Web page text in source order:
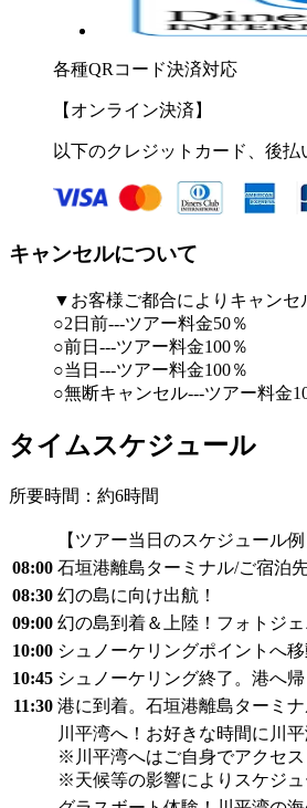
各種QRコード決済対応
【オンライン決済】
以下のクレジットカード、後
キャンセルについて
▼お客様ご都合によりキャンセ
○2日前---ツアー料金50％
○前日---ツアー料金100％
○当日---ツアー料金100％
○無断キャンセル---ツアー料金
タイムスケジュール
所要時間：約6時間
【ツアー当日のスケジュール例
08:00 石垣港離島ターミナル/ご宿泊
08:30 幻の島に向け出航！
09:00 幻の島到着＆上陸！フォトジ
10:00 シュノーケリングポイントへ
10:45 シュノーケリング終了。港へ帰
11:30 港に到着。石垣港離島ターミナ
川平湾へ！お好きな時間に川
※川平湾へはご自身でアクセス
※天候等の影響によりスケジュ